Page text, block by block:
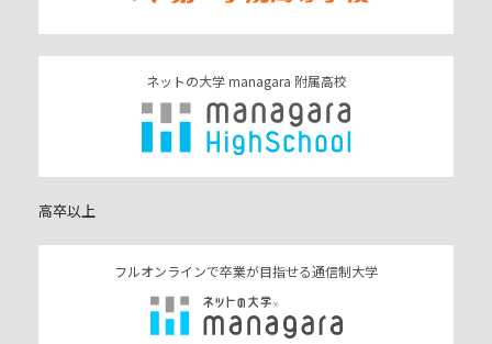
ネットの大学 managara 附属高校
高卒以上
フルオンラインで卒業が目指せる通信制大学